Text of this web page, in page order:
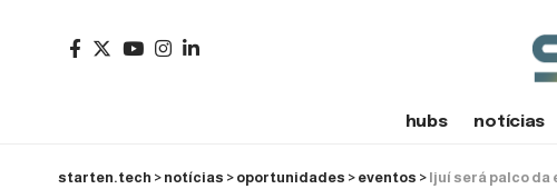
hubs notícias
starten.tech > notícias > oportunidades > eventos > Ijuí será palco da